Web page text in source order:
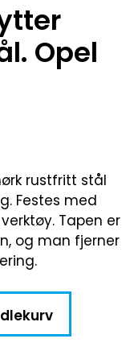
Opel
rustfritt stål
Festes med
Tapen er
og man fjerner